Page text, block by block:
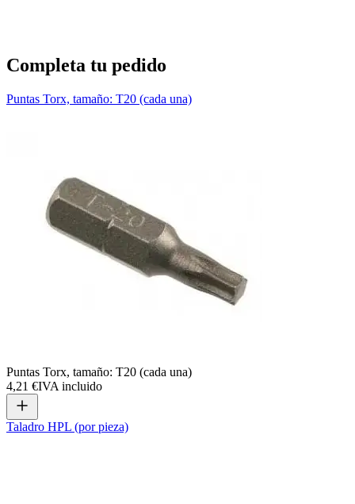
Completa tu pedido
Puntas Torx, tamaño: T20 (cada una)
Puntas Torx, tamaño: T20 (cada una)
4,21 €IVA incluido
Taladro HPL (por pieza)